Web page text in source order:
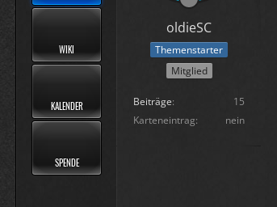
WIKI
KALENDER
SPENDE
oldieSC
Themenstarter
Mitglied
Beiträge
15
Karteneintrag
nein